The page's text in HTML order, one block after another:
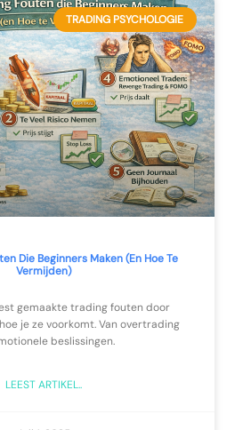
TRADING PSYCHOLOGIE
Die Beginners Maken (en Hoe Te
Vermijden)
gemaakte trading fouten door
je ze voorkomt. Van overtrading
beslissingen.
LEEST ARTIKEL..